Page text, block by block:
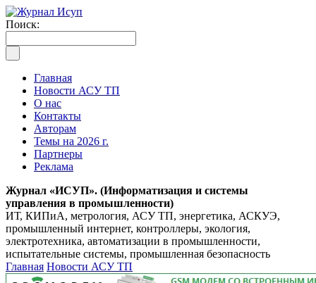
Поиск:
Главная
Новости АСУ ТП
О нас
Контакты
Авторам
Темы на 2026 г.
Партнеры
Реклама
Журнал «ИСУП». (Информатизация и системы
управления в промышленности)
ИТ, КИПиА, метрология, АСУ ТП, энергетика, АСКУЭ,
промышленный интернет, контроллеры, экология,
электротехника, автоматизации в промышленности,
испытательные системы, промышленная безопасность
Главная Новости АСУ ТП